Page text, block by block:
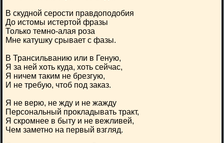
В скудной серости правдоподобия
До истомы истертой фразы
Только темно-алая роза
Мне катушку срывает с фазы.
В Трансильванию или в Геную,
Я за ней хоть куда, хоть сейчас,
Я ничем таким не брезгую,
И не требую, чтоб под заказ.
Я не верю, не жду и не жажду
Персональный прокладывать тракт,
Я скромнее в быту и не вежливей,
Чем заметно на первый взгляд.